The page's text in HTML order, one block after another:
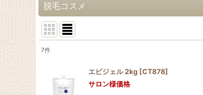
脱毛コスメ
並び順
7件
エピジェル 2kg [CT878]
サロン様価格